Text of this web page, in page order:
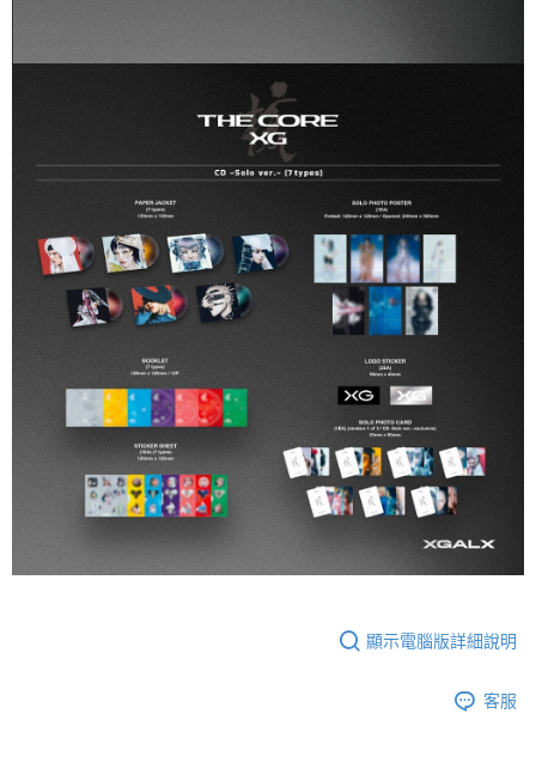
顯示電腦版詳細說明
客服